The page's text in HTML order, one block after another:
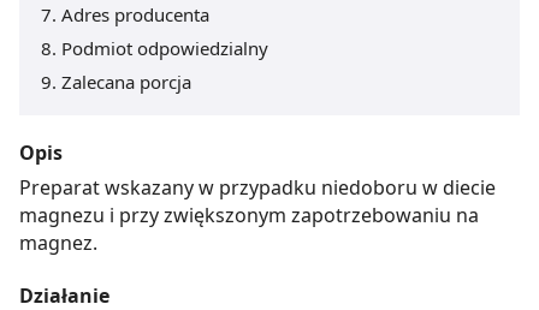
Adres producenta
Podmiot odpowiedzialny
Zalecana porcja
Opis
Preparat wskazany w przypadku niedoboru w diecie
magnezu i przy zwiększonym zapotrzebowaniu na
magnez.
Działanie